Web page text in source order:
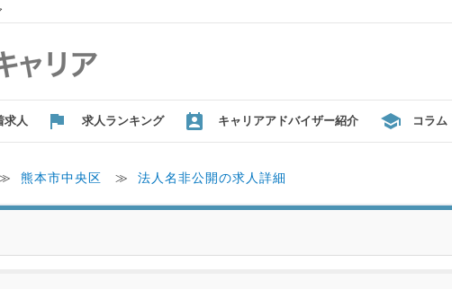
求人 求人ランキング キャリアアドバイザー紹介 コラム
熊本市中央区 ≫ 法人名非公開の求人詳細